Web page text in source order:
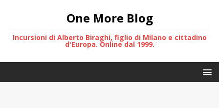
One More Blog
Incursioni di Alberto Biraghi, figlio di Milano e cittadino
d'Europa. Online dal 1999.